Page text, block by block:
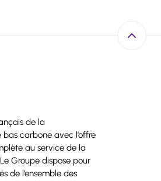
de la
carbone avec l’offre
au service de la
Groupe dispose pour
de l’ensemble des
Retour